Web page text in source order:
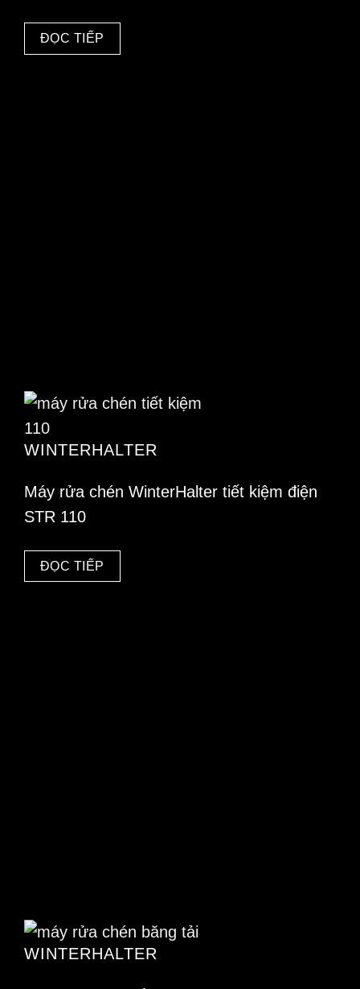
ĐỌC TIẾP
WINTERHALTER
Máy rửa chén WinterHalter tiết kiệm điện
STR 110
ĐỌC TIẾP
WINTERHALTER